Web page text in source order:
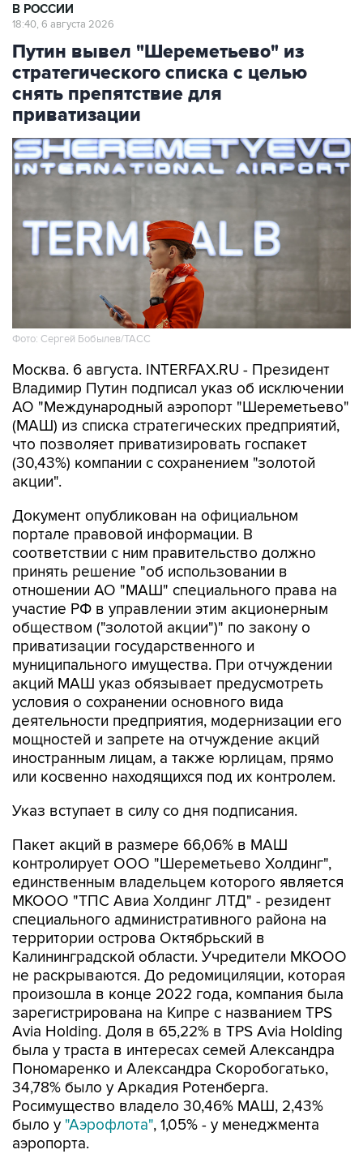
В РОССИИ
18:40, 6 августа 2026
Путин вывел "Шереметьево" из
стратегического списка с целью
снять препятствие для
приватизации
Фото: Сергей Бобылев/ТАСС
Москва. 6 августа. INTERFAX.RU - Президент
Владимир Путин подписал указ об исключении
АО "Международный аэропорт "Шереметьево"
(МАШ) из списка стратегических предприятий,
что позволяет приватизировать госпакет
(30,43%) компании с сохранением "золотой
акции".
Документ опубликован на официальном
портале правовой информации. В
соответствии с ним правительство должно
принять решение "об использовании в
отношении АО "МАШ" специального права на
участие РФ в управлении этим акционерным
обществом ("золотой акции")" по закону о
приватизации государственного и
муниципального имущества. При отчуждении
акций МАШ указ обязывает предусмотреть
условия о сохранении основного вида
деятельности предприятия, модернизации его
мощностей и запрете на отчуждение акций
иностранным лицам, а также юрлицам, прямо
или косвенно находящихся под их контролем.
Указ вступает в силу со дня подписания.
Пакет акций в размере 66,06% в МАШ
контролирует ООО "Шереметьево Холдинг",
единственным владельцем которого является
МКООО "ТПС Авиа Холдинг ЛТД" - резидент
специального административного района на
территории острова Октябрьский в
Калининградской области. Учредители МКООО
не раскрываются. До редомициляции, которая
произошла в конце 2022 года, компания была
зарегистрирована на Кипре с названием TPS
Avia Holding. Доля в 65,22% в TPS Avia Holding
была у траста в интересах семей Александра
Пономаренко и Александра Скоробогатько,
34,78% было у Аркадия Ротенберга.
Росимущество владело 30,46% МАШ, 2,43%
было у "Аэрофлота", 1,05% - у менеджмента
аэропорта.